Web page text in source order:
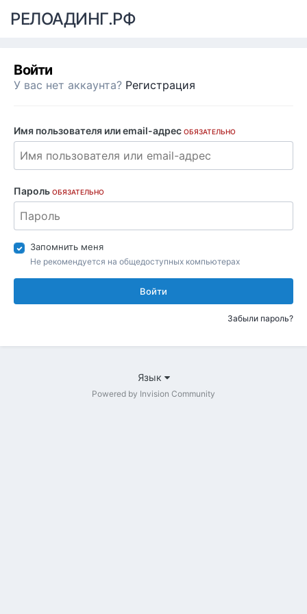
РЕЛОАДИНГ.РФ
Войти
У вас нет аккаунта? Регистрация
Имя пользователя или email-адрес ОБЯЗАТЕЛЬНО
Пароль ОБЯЗАТЕЛЬНО
Запомнить меня
Не рекомендуется на общедоступных компьютерах
Войти
Забыли пароль?
Язык
Powered by Invision Community